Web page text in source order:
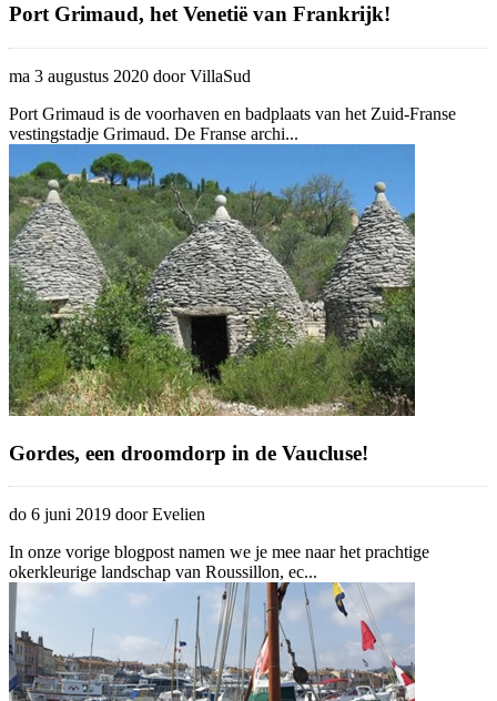
Port Grimaud, het Venetië van Frankrijk!
ma 3 augustus 2020 door VillaSud
Port Grimaud is de voorhaven en badplaats van het Zuid-Franse
vestingstadje Grimaud. De Franse archi...
Gordes, een droomdorp in de Vaucluse!
do 6 juni 2019 door Evelien
In onze vorige blogpost namen we je mee naar het prachtige
okerkleurige landschap van Roussillon, ec...